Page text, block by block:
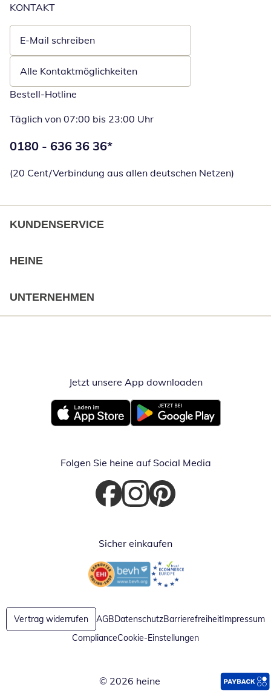
KONTAKT
E-Mail schreiben
Öffnet E-Mail-Client
Alle Kontaktmöglichkeiten
Bestell-Hotline
Täglich von 07:00 bis 23:00 Uhr
Telefonnummer:
0180 - 636 36 36*
(20 Cent/Verbindung aus allen deutschen Netzen)
KUNDENSERVICE
HEINE
UNTERNEHMEN
Jetzt unsere App downloadenÖffnet in
Öffnet in neuem FensterÖffnet in neuem Fenster
Folgen Sie heine auf Social Media
Öffnet in neuem Fenster
Öffnet in neuem Fenster
Öffnet in neuem Fenster
Sicher einkaufen
Öffnet in neuem FensterÖffnet in neuem Fenster
Vertrag widerrufen AGBDatenschutzBarrierefreiheitImpressum
ComplianceCookie-Einstellungen
© 2026 heine